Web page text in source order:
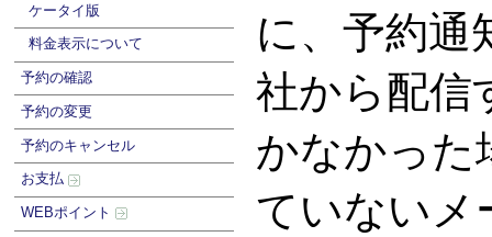
ケータイ版
料金表示について
予約の確認
予約の変更
予約のキャンセル
お支払
WEBポイント
に、予約通
社から配信
かなかった
ていないメ